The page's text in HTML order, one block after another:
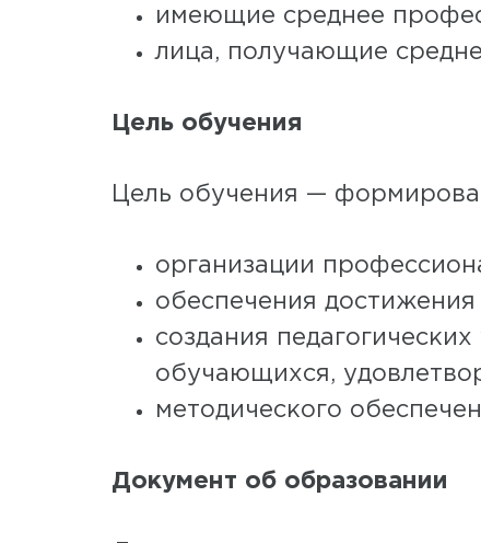
имеющие среднее
лица, получающие
Цель обучения
Цель обучения —
организации
обеспечения
создания
обучающихся,
методического
Документ об образовании